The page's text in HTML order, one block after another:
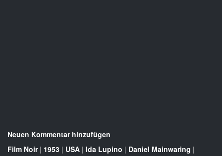
Neuen Kommentar hinzufügen
Film Noir| 1953 | USA | Ida Lupino | Daniel Mainwaring |